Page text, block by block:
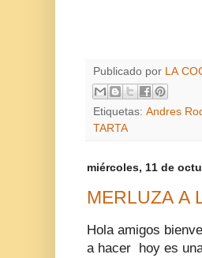
Publicado por LA
Etiquetas: Andres
TARTA
miércoles, 11 de
MERLUZA A
Hola amigos
a hacer hoy es